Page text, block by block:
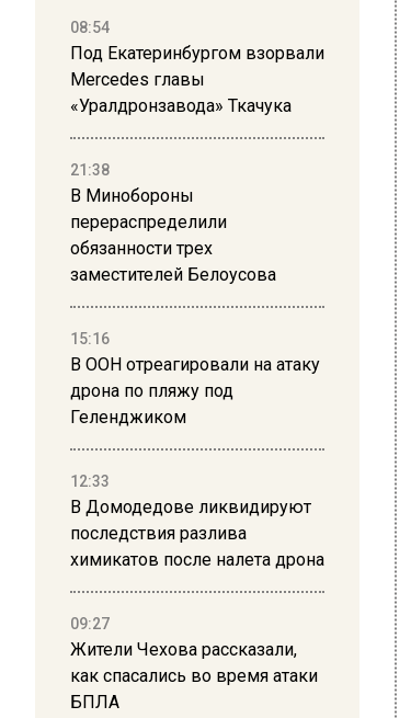
08:54
Под Екатеринбургом взорвали
Mercedes главы
«Уралдронзавода» Ткачука
21:38
В Минобороны
перераспределили
обязанности трех
заместителей Белоусова
15:16
В ООН отреагировали на атаку
дрона по пляжу под
Геленджиком
12:33
В Домодедове ликвидируют
последствия разлива
химикатов после налета дрона
09:27
Жители Чехова рассказали,
как спасались во время атаки
БПЛА